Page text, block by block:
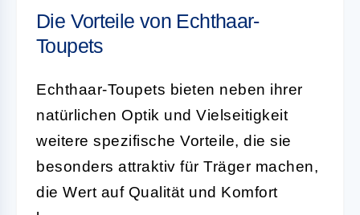
Die Vorteile von Echthaar-
Toupets
Echthaar-Toupets bieten neben ihrer
natürlichen Optik und Vielseitigkeit
weitere spezifische Vorteile, die sie
besonders attraktiv für Träger machen,
die Wert auf Qualität und Komfort